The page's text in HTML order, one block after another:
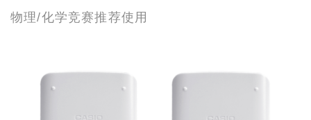
物理/化学竞赛推荐使用